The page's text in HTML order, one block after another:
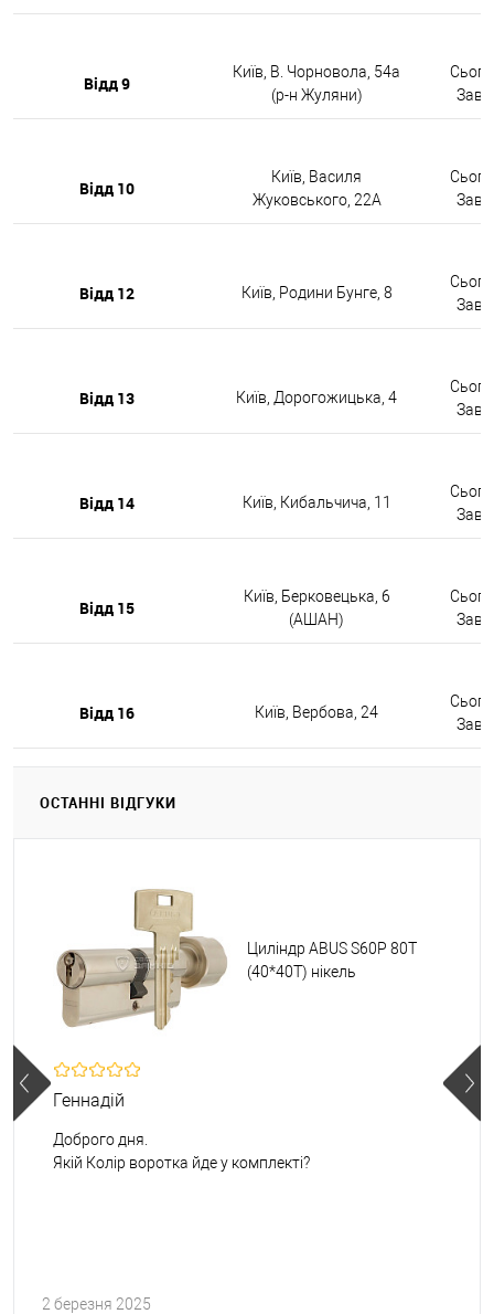
Відд 9
Київ, В. Чорновола, 54а
(р-н Жуляни)
Відд 10
Київ, Василя
Жуковського, 22А
Відд 12 Київ, Родини Бунге, 8
Відд 13 Київ, Дорогожицька, 4
Відд 14 Київ, Кибальчича, 11
Відд 15
Київ, Берковецька, 6
(АШАН)
Відд 16 Київ, Вербова, 24
ОСТАННІ ВІДГУКИ
Циліндр ABUS S60P 80T
(40*40T) нікель
Геннадій
Доброго дня.
Якій Колір воротка йде у комплекті?
2 березня 2025